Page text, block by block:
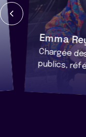
Emma
Chargée
publics,